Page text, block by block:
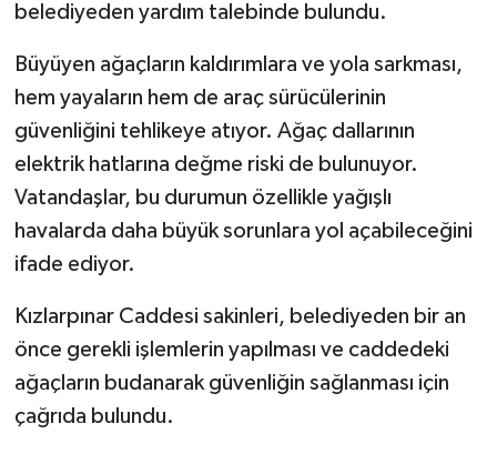
belediyeden yardım talebinde bulundu.
Büyüyen ağaçların kaldırımlara ve yola sarkması,
hem yayaların hem de araç sürücülerinin
güvenliğini tehlikeye atıyor. Ağaç dallarının
elektrik hatlarına değme riski de bulunuyor.
Vatandaşlar, bu durumun özellikle yağışlı
havalarda daha büyük sorunlara yol açabileceğini
ifade ediyor.
Kızlarpınar Caddesi sakinleri, belediyeden bir an
önce gerekli işlemlerin yapılması ve caddedeki
ağaçların budanarak güvenliğin sağlanması için
çağrıda bulundu.